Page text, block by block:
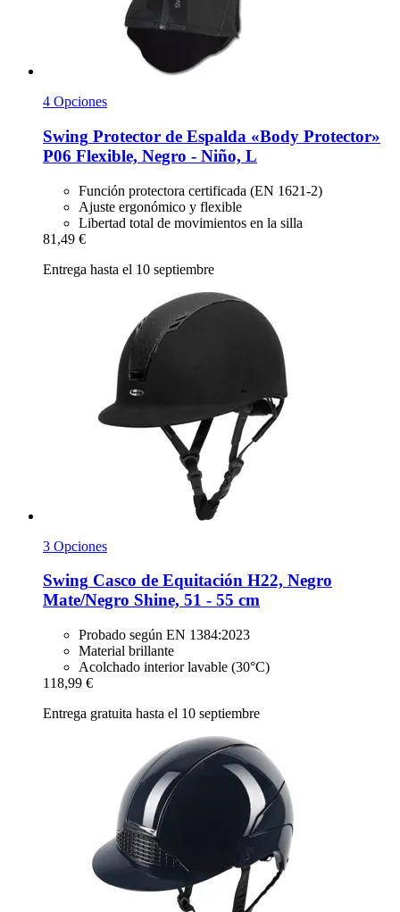
4 Opciones
Swing Protector de Espalda «Body Protector»
P06 Flexible, Negro -​ Niño, L
Función protectora certificada (EN 1621-2)
Ajuste ergonómico y flexible
Libertad total de movimientos en la silla
81,49 €
Entrega hasta el 10 septiembre
3 Opciones
Swing Casco de Equitación H22, Negro
Mate/Negro Shine, 51 -​ 55 cm
Probado según EN 1384:2023
Material brillante
Acolchado interior lavable (30°C)
118,99 €
Entrega gratuita hasta el 10 septiembre